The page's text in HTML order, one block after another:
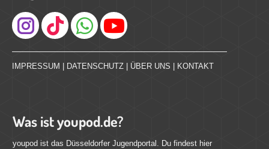
Instagram
IMPRESSUM DATENSCHUTZ ÜBER UNS KONTAKT
Was ist youpod.de?
youpod ist das Düsseldorfer Jugendportal. Du findest hier